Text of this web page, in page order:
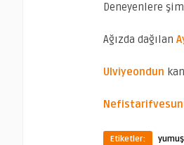
Deneyenlere
Ağızda dağılan
Ulviyeondun
Etiketler: